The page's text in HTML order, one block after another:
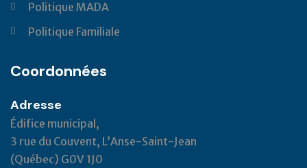
Politique MADA
Politique Familiale
Coordonnées
Adresse
Édifice municipal,
3 rue du Couvent, L’Anse-Saint-Jean
(Québec) G0V 1J0